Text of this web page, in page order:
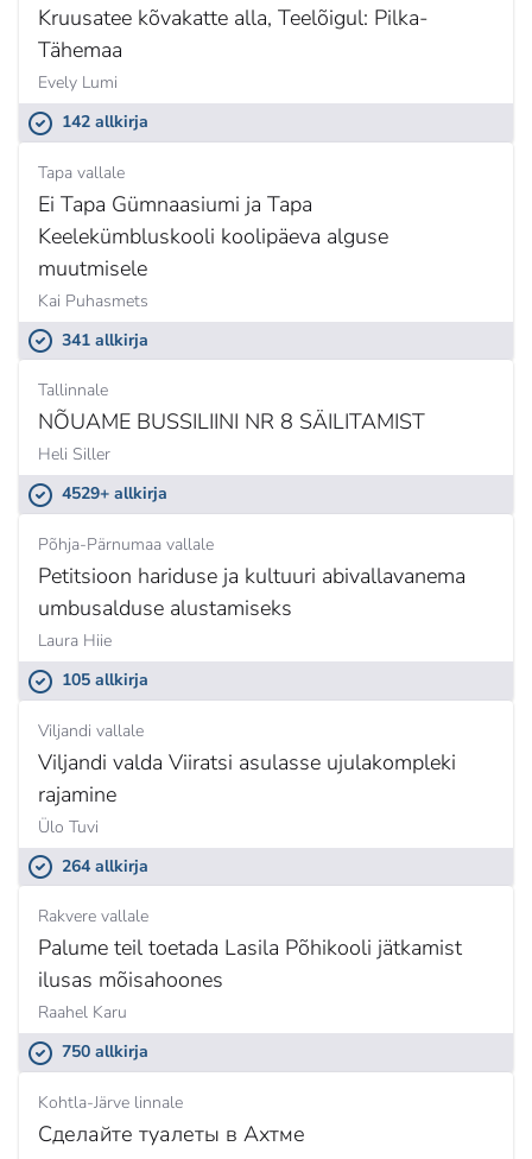
Kruusatee kõvakatte alla, Teelõigul: Pilka-
Tähemaa
Evely Lumi
142 allkirja
Tapa vallale
Ei Tapa Gümnaasiumi ja Tapa
Keelekümbluskooli koolipäeva alguse
muutmisele
Kai Puhasmets
341 allkirja
Tallinnale
NÕUAME BUSSILIINI NR 8 SÄILITAMIST
Heli Siller
4529+ allkirja
Põhja-Pärnumaa vallale
Petitsioon hariduse ja kultuuri abivallavanema
umbusalduse alustamiseks
Laura Hiie
105 allkirja
Viljandi vallale
Viljandi valda Viiratsi asulasse ujulakompleki
rajamine
Ülo Tuvi
264 allkirja
Rakvere vallale
Palume teil toetada Lasila Põhikooli jätkamist
ilusas mõisahoones
Raahel Karu
750 allkirja
Kohtla-Järve linnale
Сделайте туалеты в Ахтме